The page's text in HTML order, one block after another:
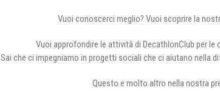
Vuoi conoscerci meglio? Vuoi scoprire la
Vuoi approfondire le attività di DecathlonClub per le
Sai che ci impegniamo in progetti sociali che ci aiutano nella
Questo e molto altro nella nostra